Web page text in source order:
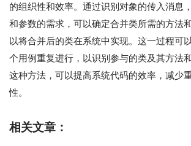
的组织性和效率。通过识别对象的传入消息
和参数的需求，可以确定合并类所需的方法
以将合并后的类在系统中实现。这一过程可
个用例重复进行，以识别参与的类及其方法
这种方法，可以提高系统代码的效率，减少
性。
相关文章：